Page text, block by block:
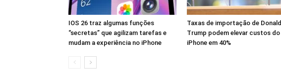
IOS 26 traz algumas funções
“secretas” que agilizam tarefas e
mudam a experiência no iPhone
Taxas de importação de Donald
Trump podem elevar custos do
iPhone em 40%